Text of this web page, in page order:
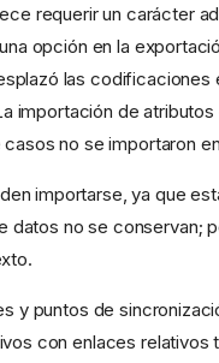
requerir un carácter
opción en la
las codificaciones
importación de
no se importaron
importarse, ya que
datos no se conservan;
y puntos de
con enlaces relativos